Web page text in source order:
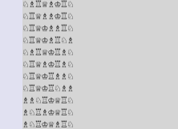
♘♗♖♕♗♔♖♘
♘♖♕♗♗♔♖♘
♘♖♕♔♗♗♖♘
♘♖♕♔♗♖♘♗
♘♗♖♕♔♖♗♘
♘♖♕♗♔♖♗♘
♘♖♕♔♖♗♗♘
♘♖♕♔♖♘♗♗
♗♗♘♖♔♕♖♘
♗♘♖♗♔♕♖♘
♗♘♖♔♕♗♖♘